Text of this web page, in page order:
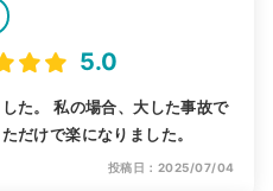
5.0
た。 私の場合、大した事故で
だけで楽になりました。
投稿日：2025/07/04